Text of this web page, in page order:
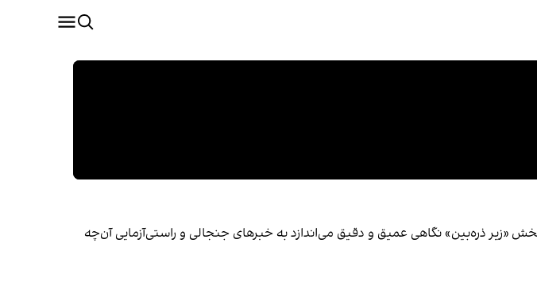
«زیر ‌ذره‌بین» نگاهی عمیق و دقیق می‌اندازد به خبرهای جنجالی و راستی‌آزمایی آن‌چه